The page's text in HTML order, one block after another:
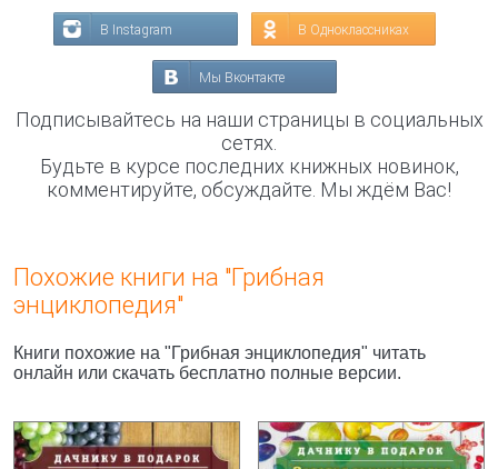
В Instagram В Одноклассниках
Мы Вконтакте
Подписывайтесь на наши страницы в социальных
сетях.
Будьте в курсе последних книжных новинок,
комментируйте, обсуждайте. Мы ждём Вас!
Похожие книги на "Грибная
энциклопедия"
Книги похожие на "Грибная энциклопедия" читать
онлайн или скачать бесплатно полные версии.